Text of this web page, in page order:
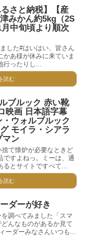
さと納税】【産
みかん約5kg（2S
中旬頃より順次
した#はいはい、皆さん
かあ様が休みに来ていま
ったりし...
読む
ブルック 赤い靴
映画 日本語字幕
ウォルブルック
モイラ・シアラ
マン
て懐炉が必要なときど
ですよねっ。ミーは、通
とサイトですべて...
読む
ダーが好き
調べてみました「スマ
んなものがあるか見て
ーダーみなさんいつも...